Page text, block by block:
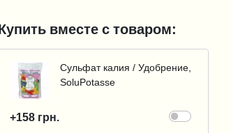
Купить вместе с товаром:
Сульфат калия / Удобрение,
SoluPotasse
+158 грн.